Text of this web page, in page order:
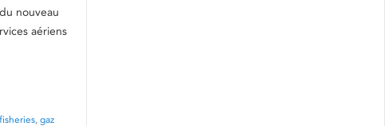
nouveau
aériens
fisheries, gaz